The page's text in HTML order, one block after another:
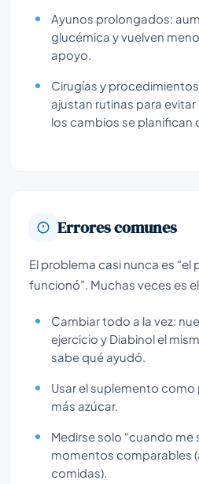
Ayunos prolongados:
glucémica y vuelven
apoyo.
Cirugías y
ajustan rutinas para
los cambios se planifican
Errores comunes
El problema casi nunca es
funcionó”. Muchas veces es
Cambiar todo a la vez:
ejercicio y Diabinol el
sabe qué ayudó.
Usar el suplemento
más azúcar.
Medirse solo “cuando me
momentos comparables
comidas).